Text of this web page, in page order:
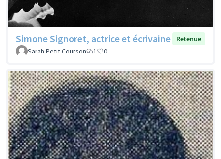
Simone Signoret, actrice et écrivaine
Retenue
Sarah Petit Courson
1 0